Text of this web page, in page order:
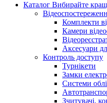
Каталог Вибирайте
Комплекти
Камери
Аксесуари
Контроль доступу
Турнікети
Замки
Системи
Зчитувачі,